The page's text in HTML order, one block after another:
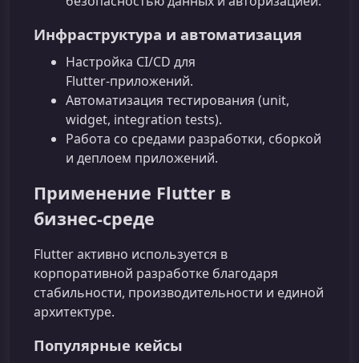
Инфраструктура и автоматизация
Настройка CI/CD для
Flutter‑приложений.
Автоматизация тестирования (unit,
widget, integration tests).
Работа со средами разработки, сборкой
и деплоем приложений.
Применение Flutter в
бизнес‑среде
Flutter активно используется в
корпоративной разработке благодаря
стабильности, производительности и единой
архитектуре.
Популярные кейсы